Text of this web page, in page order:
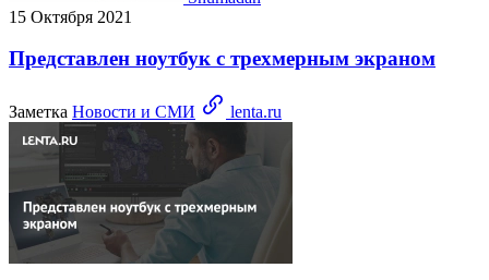
15 Октября 2021
Представлен ноутбук с трехмерным экраном
Заметка Новости и СМИ lenta.ru